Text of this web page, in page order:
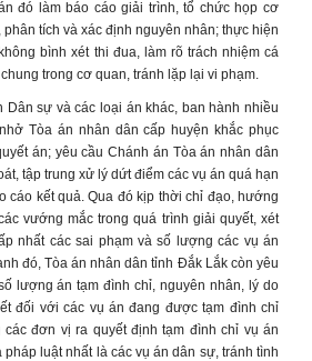
đó làm báo cáo giải trình, tổ chức họp cơ
tích và xác định nguyên nhân; thực hiện
bình xét thi đua, làm rõ trách nhiệm cá
trong cơ quan, tránh lặp lại vi phạm.
sự và các loại án khác, ban hành nhiều
Tòa án nhân dân cấp huyện khắc phục
án; yêu cầu Chánh án Tòa án nhân dân
tập trung xử lý dứt điểm các vụ án quá hạn
cáo kết quả. Qua đó kịp thời chỉ đạo, hướng
vướng mắc trong quá trình giải quyết, xét
nhất các sai phạm và số lượng các vụ án
đó, Tòa án nhân dân tỉnh Đắk Lắk còn yêu
lượng án tạm đình chỉ, nguyên nhân, lý do
đối với các vụ án đang được tạm đình chỉ
các đơn vị ra quyết định tạm đình chỉ vụ án
pháp luật nhất là các vụ án dân sự, tránh tình